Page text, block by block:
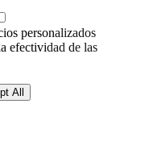
personalizados
efectividad de las
All